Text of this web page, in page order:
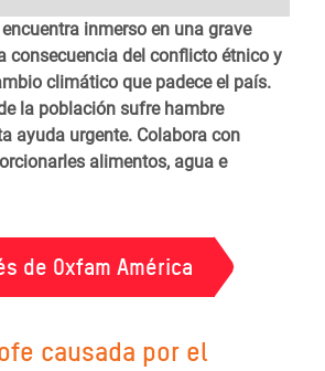
inmerso en una grave
consecuencia del conflicto étnico y
climático que padece el país.
la población sufre hambre
ayuda urgente. Colabora con
alimentos, agua e
de Oxfam América
causada por el